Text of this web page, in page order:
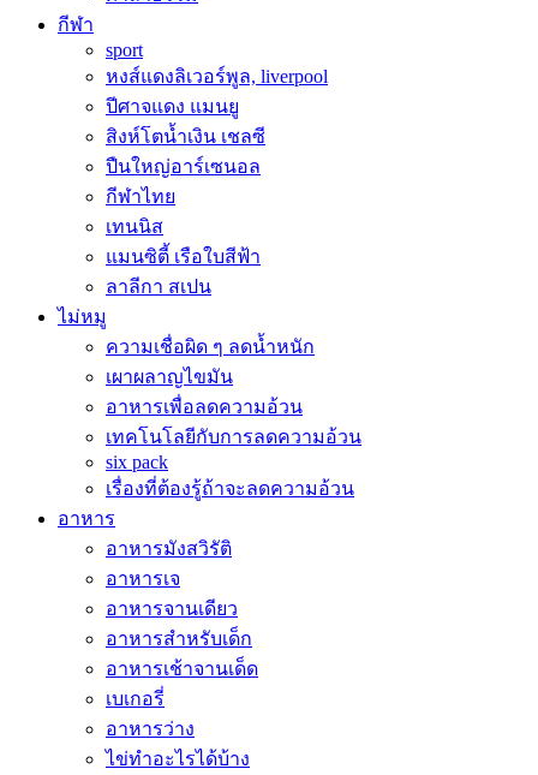
กีฬา
sport
หงส์แดงลิเวอร์พูล, liverpool
ปีศาจแดง แมนยู
สิงห์โตน้ำเงิน เชลซี
ปืนใหญ่อาร์เซนอล
กีฬาไทย
เทนนิส
แมนซิตี้ เรือใบสีฟ้า
ลาลีกา สเปน
ไม่หมู
ความเชื่อผิด ๆ ลดน้ำหนัก
เผาผลาญไขมัน
อาหารเพื่อลดความอ้วน
เทคโนโลยีกับการลดความอ้วน
six pack
เรื่องที่ต้องรู้ถ้าจะลดความอ้วน
อาหาร
อาหารมังสวิรัติ
อาหารเจ
อาหารจานเดียว
อาหารสำหรับเด็ก
อาหารเช้าจานเด็ด
เบเกอรี่
อาหารว่าง
ไข่ทำอะไรได้บ้าง